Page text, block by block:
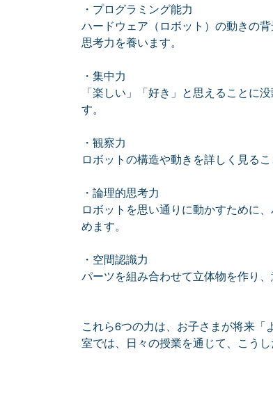
・プログラミング能力
ハードウェア（ロボット）の動きの
思考力を養います。
・集中力
「楽しい」「好き」と思えることに
す。
・観察力
ロボットの構造や動きを詳しく見る
・論理的思考力
ロボットを思い通りに動かすために
めます。
・空間認識力
パーツを組み合わせて立体物を作り
これら6つの力は、お子さまが将来
室では、日々の授業を通じて、こう